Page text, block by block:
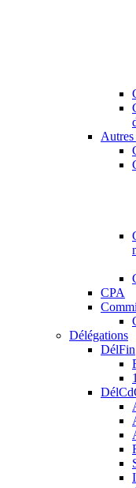
Autres
CPA
Délégations
DélFin